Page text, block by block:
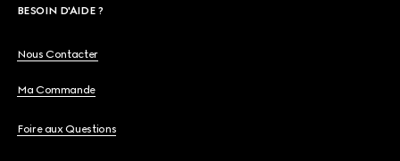
BESOIN D'AIDE ?
Nous Contacter
Ma Commande
Foire aux Questions